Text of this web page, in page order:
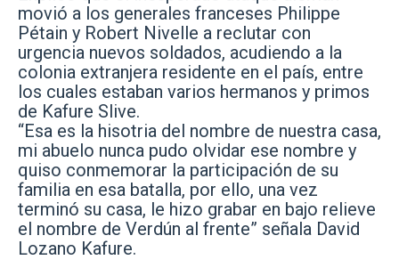
movió a los generales franceses Philippe
Pétain y Robert Nivelle a reclutar con
urgencia nuevos soldados, acudiendo a la
colonia extranjera residente en el país, entre
los cuales estaban varios hermanos y primos
de Kafure Slive.
“Esa es la hisotria del nombre de nuestra casa,
mi abuelo nunca pudo olvidar ese nombre y
quiso conmemorar la participación de su
familia en esa batalla, por ello, una vez
terminó su casa, le hizo grabar en bajo relieve
el nombre de Verdún al frente” señala David
Lozano Kafure.